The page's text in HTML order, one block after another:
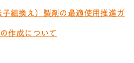
組換え）製剤の最適使用推進ガ
作成について